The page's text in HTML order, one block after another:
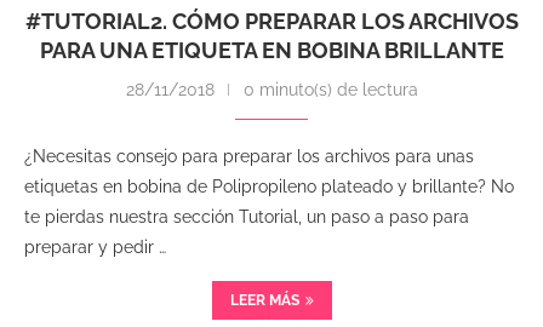
#TUTORIAL2. CÓMO PREPARAR LOS ARCHIVOS
PARA UNA ETIQUETA EN BOBINA BRILLANTE
28/11/2018 0 minuto(s) de lectura
¿Necesitas consejo para preparar los archivos para unas
etiquetas en bobina de Polipropileno plateado y brillante? No
te pierdas nuestra sección Tutorial, un paso a paso para
preparar y pedir …
LEER MÁS